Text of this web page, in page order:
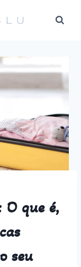
que é,
seu